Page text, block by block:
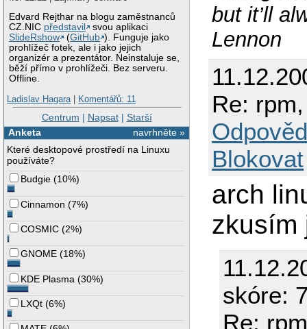
Edvard Rejthar na blogu zaměstnanců
CZ.NIC představil
svou aplikaci
SlideRshow
(GitHub ). Funguje jako
prohlížeč fotek, ale i jako jejich
organizér a prezentátor. Neinstaluje se,
běží přímo v prohlížeči. Bez serveru.
Offline.
Ladislav Hagara| Komentářů: 11
Centrum | Napsat| Starší
navrhněte »
Anketa
Které desktopové prostředí na Linuxu
používáte?
Budgie (10%)
Cinnamon (7%)
COSMIC (2%)
GNOME (18%)
KDE Plasma (30%)
LXQt (6%)
but it’ll
Lennon
Re:
Blokovat
arch
zkusím
skóre:
Re: